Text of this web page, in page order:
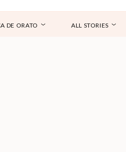
DE ORATO ALL STORIES